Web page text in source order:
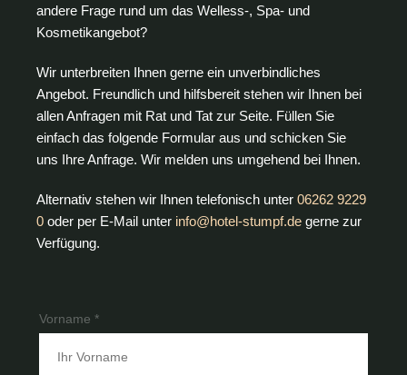
andere Frage rund um das Welless-, Spa- und
Kosmetikangebot?
Wir unterbreiten Ihnen gerne ein unverbindliches
Angebot. Freundlich und hilfsbereit stehen wir Ihnen bei
allen Anfragen mit Rat und Tat zur Seite. Füllen Sie
einfach das folgende Formular aus und schicken Sie
uns Ihre Anfrage. Wir melden uns umgehend bei Ihnen.
Alternativ stehen wir Ihnen telefonisch unter06262 9229
0 oder per E-Mail unter info@hotel-stumpf.de gerne zur
Verfügung.
Vorname *